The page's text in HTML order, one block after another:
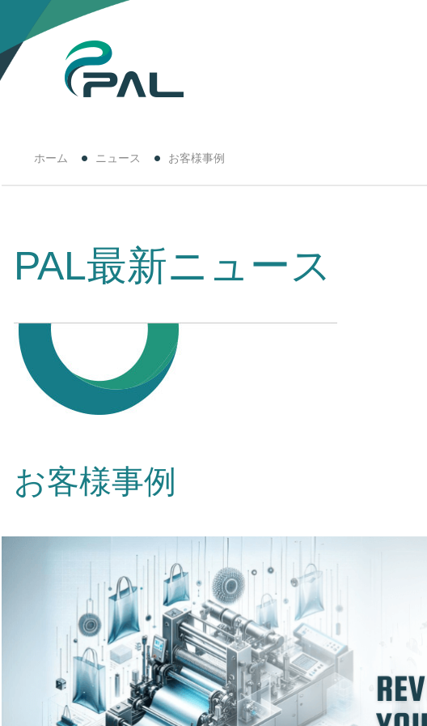
ホーム ニュース お客様事例
PAL最新ニュース
お客様事例